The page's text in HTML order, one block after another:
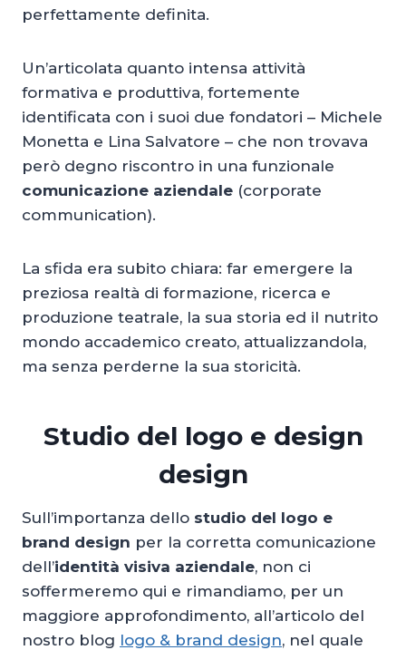
perfettamente definita.
Un’articolata quanto intensa attività
formativa e produttiva, fortemente
identificata con i suoi due fondatori – Michele
Monetta e Lina Salvatore – che non trovava
però degno riscontro in una funzionale
comunicazione aziendale (corporate
communication).
La sfida era subito chiara: far emergere la
preziosa realtà di formazione, ricerca e
produzione teatrale, la sua storia ed il nutrito
mondo accademico creato, attualizzandola,
ma senza perderne la sua storicità.
Studio del logo e design
design
Sull’importanza dello studio del logo e
brand design per la corretta comunicazione
dell’identità visiva aziendale, non ci
soffermeremo qui e rimandiamo, per un
maggiore approfondimento, all’articolo del
nostro blog logo & brand design, nel quale